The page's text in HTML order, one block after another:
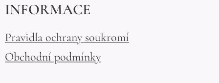
INFORMACE
Pravidla ochrany soukromí
Obchodní podmínky